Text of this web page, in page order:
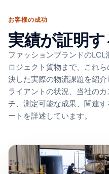
お客様の成功
実績が証明
ファッションブランドの
ロジェクト貨物まで、これ
決した実際の物流課題を紹
ライアントの状況、当社の
チ、測定可能な成果、関連
ートを詳述しています。